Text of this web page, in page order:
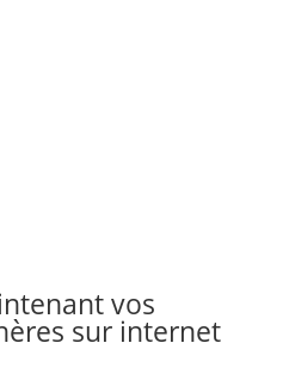
vos
sur internet